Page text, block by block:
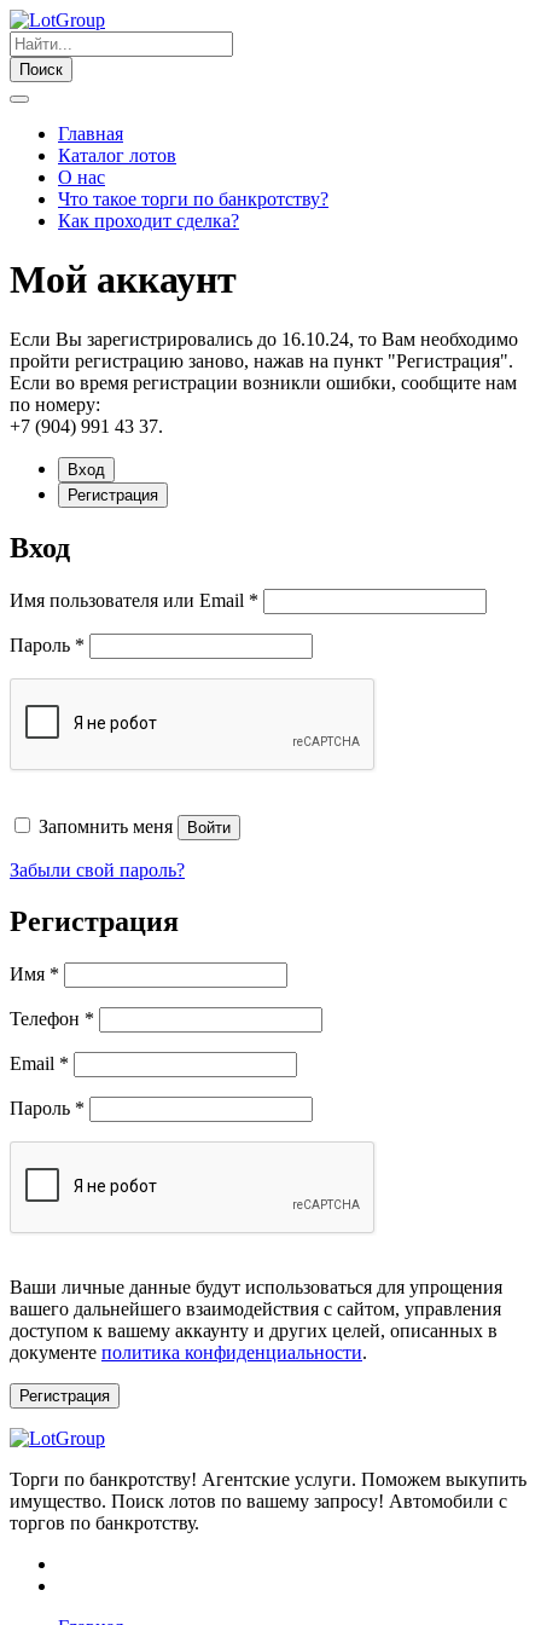
Поиск
Главная
Каталог лотов
О нас
Что такое торги по банкротству?
Как проходит сделка?
Мой аккаунт
Если Вы зарегистрировались до 16.10.24, то Вам необходимо
пройти регистрацию заново, нажав на пункт "Регистрация".
Если во время регистрации возникли ошибки, сообщите нам
по номеру:
+7 (904) 991 43 37.
Вход
Регистрация
Вход
Имя пользователя или Email *
Пароль *
Запомнить меня Войти
Забыли свой пароль?
Регистрация
Имя *
Телефон *
Email *
Пароль *
Ваши личные данные будут использоваться для упрощения
вашего дальнейшего взаимодействия с сайтом, управления
доступом к вашему аккаунту и других целей, описанных в
документе политика конфиденциальности.
Регистрация
Торги по банкротству! Агентские услуги. Поможем выкупить
имущество. Поиск лотов по вашему запросу! Автомобили с
торгов по банкротству.